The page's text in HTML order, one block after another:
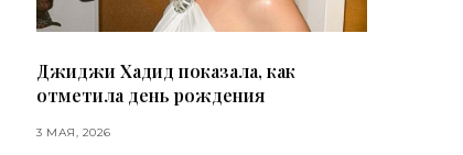
Джиджи Хадид показала, как
отметила день рождения
3 МАЯ, 2026